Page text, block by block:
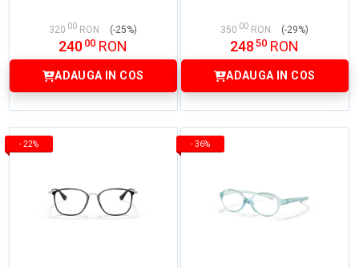
320 00 RON (-25%)
240 00 RON
ADAUGA IN COS
350 00 RON (-29%)
248 50 RON
ADAUGA IN COS
- 22% - 36%